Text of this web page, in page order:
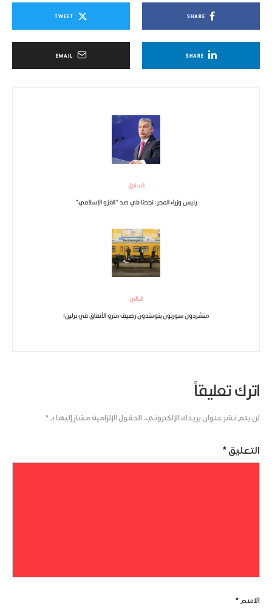
SHARE
TWEET
SHARE
EMAIL
السابق
رئيس وزراء المجر: نجحنا في صد “الغزو الإسلامي”
التالي
متشردون سوريون يتوسّدون رصيف مترو الأنفاق في برلين!
اترك تعليقاً
لن يتم نشر عنوان بريدك الإلكتروني. الحقول الإلزامية مشار إليها بـ*
التعليق *
الاسم*